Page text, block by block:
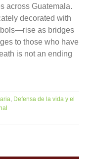
across Guatemala.
decorated with
as bridges
to those who have
is not an ending
, Defensa de la vida y el